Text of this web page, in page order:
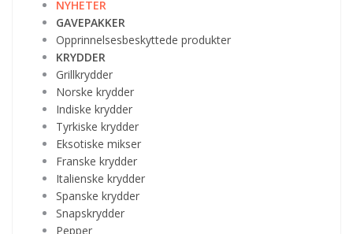
NYHETER
GAVEPAKKER
Opprinnelsesbeskyttede produkter
KRYDDER
Grillkrydder
Norske krydder
Indiske krydder
Tyrkiske krydder
Eksotiske mikser
Franske krydder
Italienske krydder
Spanske krydder
Snapskrydder
Pepper